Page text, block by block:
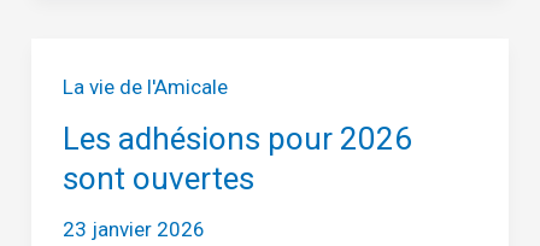
fois
La vie de l'Amicale
Les adhésions pour 2026
sont ouvertes
23 janvier 2026